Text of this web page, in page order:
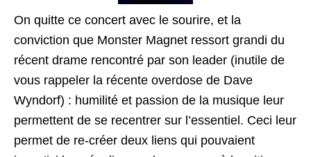
On quitte ce concert avec le sourire, et la
conviction que Monster Magnet ressort grandi du
récent drame rencontré par son leader (inutile de
vous rappeler la récente overdose de Dave
Wyndorf) : humilité et passion de la musique leur
permettent de se recentrer sur l’essentiel. Ceci leur
permet de re-créer deux liens qui pouvaient